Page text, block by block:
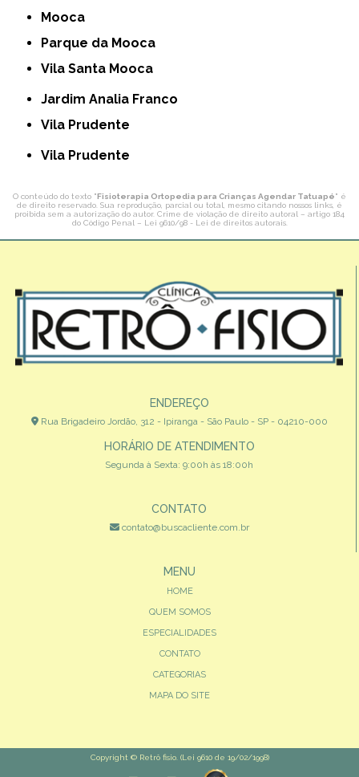
Mooca
Parque da Mooca
Vila Santa Mooca
Jardim Analia Franco
Vila Prudente
Vila Prudente
O conteúdo do texto "Fisioterapia Ortopedia para Crianças Agendar Tatuapé" é
de direito reservado. Sua reprodução, parcial ou total, mesmo citando nossos links, é
proibida sem a autorização do autor. Crime de violação de direito autoral – artigo 184
do Código Penal – Lei 9610/98 - Lei de direitos autorais.
ENDEREÇO
Rua Brigadeiro Jordão, 312 - Ipiranga - São Paulo - SP - 04210-000
HORÁRIO DE ATENDIMENTO
Segunda à Sexta: 9:00h às 18:00h
CONTATO
contato@buscacliente.com.br
MENU
HOME
QUEM SOMOS
ESPECIALIDADES
CONTATO
CATEGORIAS
MAPA DO SITE
Copyright © Retrô fisio. (Lei 9610 de 19/02/1998)